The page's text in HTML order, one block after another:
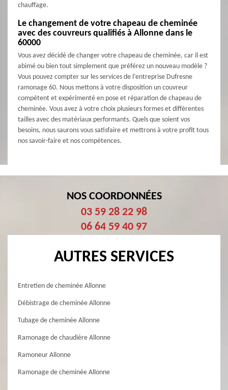
chauffage.
Le changement de votre chapeau de cheminée
avec des couvreurs qualifiés à Allonne dans le
60000
Vous avez décidé de changer votre chapeau de cheminée, car il est
abimé ou bien tout simplement que préférez un nouveau modèle ?
Vous pouvez compter sur les services de l’entreprise Dufresne
ramonage 60. Nous mettons à votre disposition un couvreur
compétent et expérimenté en pose et réparation de chapeau de
cheminée. Vous avez à votre choix plusieurs formes et différentes
tailles avec des matériaux performants. Quels que soient vos
besoins, nous saurons vous satisfaire et mettrons à votre profit tous
nos savoir-faire et nos compétences.
NOS COORDONNÉES
03 59 28 22 98
06 64 59 40 97
AUTRES SERVICES
Entretien de cheminée Allonne
Débistrage de cheminée Allonne
Tubage de cheminée Allonne
Ramonage de chaudière Allonne
Ramoneur Allonne
Ramonage de cheminée Allonne